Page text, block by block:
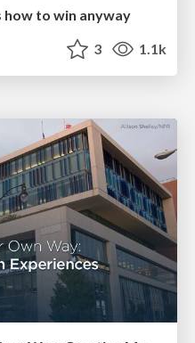
how to win anyway
3 1.1k